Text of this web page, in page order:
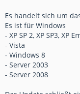
Es handelt sich um
Es ist für Windows
- XP SP 2, XP SP3, XP
- Vista
- Windows 8
- Server 2003
- Server 2008